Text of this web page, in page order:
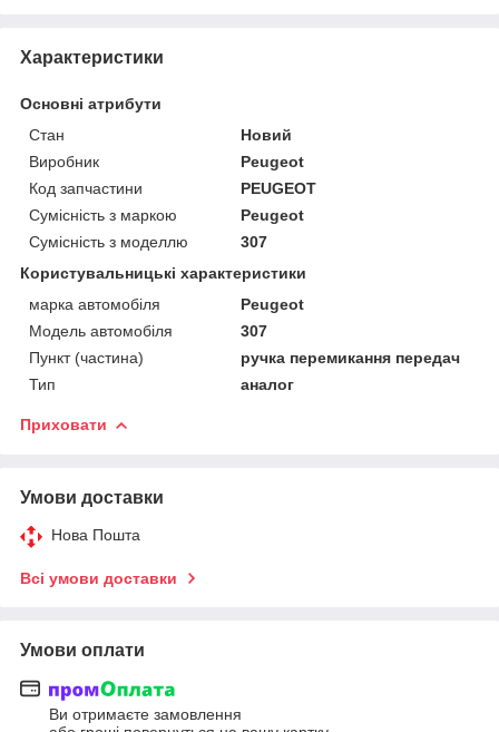
Характеристики
Основні атрибути
Стан
Новий
Виробник
Peugeot
Код запчастини
PEUGEOT
Сумісність з маркою
Peugeot
Сумісність з моделлю
307
Користувальницькі характеристики
марка автомобіля
Peugeot
Модель автомобіля
307
Пункт (частина)
ручка перемикання передач
Тип
аналог
Приховати
Умови доставки
Нова Пошта
Всі умови доставки
Умови оплати
Ви отримаєте замовлення